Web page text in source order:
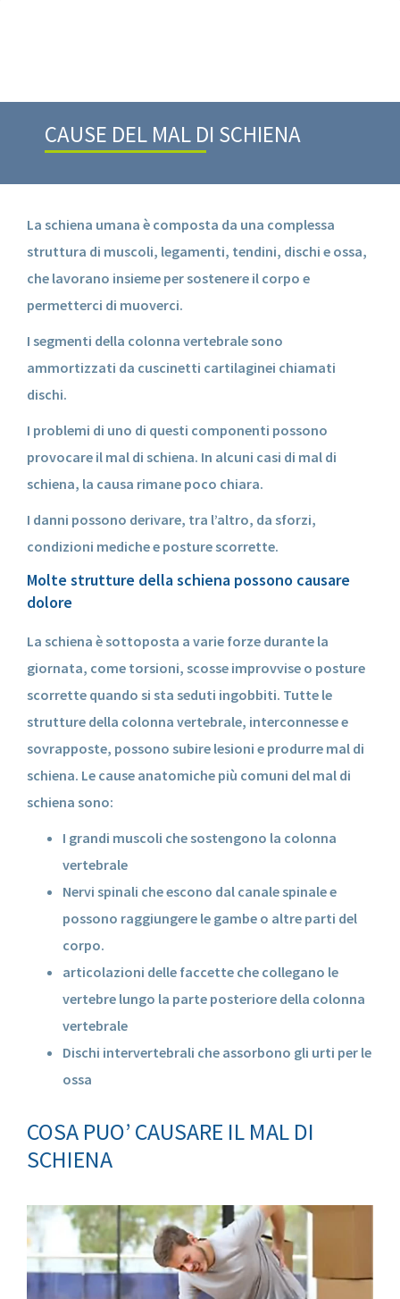
CAUSE DEL MAL DI SCHIENA
La schiena umana è composta da una complessa
struttura di muscoli, legamenti, tendini, dischi e ossa,
che lavorano insieme per sostenere il corpo e
permetterci di muoverci.
I segmenti della colonna vertebrale sono
ammortizzati da cuscinetti cartilaginei chiamati
dischi.
I problemi di uno di questi componenti possono
provocare il mal di schiena. In alcuni casi di mal di
schiena, la causa rimane poco chiara.
I danni possono derivare, tra l’altro, da sforzi,
condizioni mediche e posture scorrette.
Molte strutture della schiena possono causare
dolore
La schiena è sottoposta a varie forze durante la
giornata, come torsioni, scosse improvvise o posture
scorrette quando si sta seduti ingobbiti. Tutte le
strutture della colonna vertebrale, interconnesse e
sovrapposte, possono subire lesioni e produrre mal di
schiena. Le cause anatomiche più comuni del mal di
schiena sono:
I grandi muscoli che sostengono la colonna
vertebrale
Nervi spinali che escono dal canale spinale e
possono raggiungere le gambe o altre parti del
corpo.
articolazioni delle faccette che collegano le
vertebre lungo la parte posteriore della colonna
vertebrale
Dischi intervertebrali che assorbono gli urti per le
ossa
COSA PUO’ CAUSARE IL MAL DI
SCHIENA